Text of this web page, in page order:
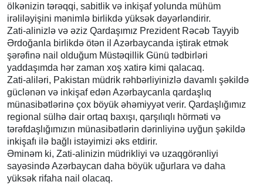
ölkənizin tərəqqi, sabitlik və inkişaf yolunda mühüm
irəliləyişini mənimlə birlikdə yüksək dəyərləndirir.
Zati-alinizlə və əziz Qardaşımız Prezident Rəcəb Tayyib
Ərdoğanla birlikdə ötən il Azərbaycanda iştirak etmək
şərəfinə nail olduğum Müstəqillik Günü tədbirləri
yaddaşımda hər zaman xoş xatirə kimi qalacaq.
Zati-aliləri, Pakistan müdrik rəhbərliyinizlə davamlı şəkildə
güclənən və inkişaf edən Azərbaycanla qardaşlıq
münasibətlərinə çox böyük əhəmiyyət verir. Qardaşlığımız
regional sülhə dair ortaq baxışı, qarşılıqlı hörməti və
tərəfdaşlığımızın münasibətlərin dərinliyinə uyğun şəkildə
inkişafı ilə bağlı istəyimizi əks etdirir.
Əminəm ki, Zati-alinizin müdrikliyi və uzaqgörənliyi
sayəsində Azərbaycan daha böyük uğurlara və daha
yüksək rifaha nail olacaq.